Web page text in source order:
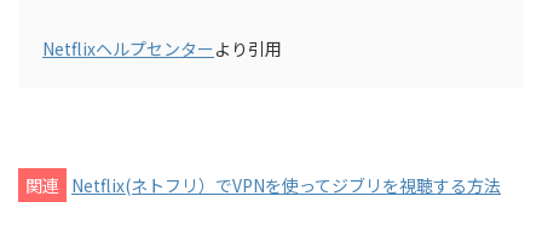
Netflixヘルプセンターより引用
関連 Netflix(ネトフリ）でVPNを使ってジブリを視聴する方法